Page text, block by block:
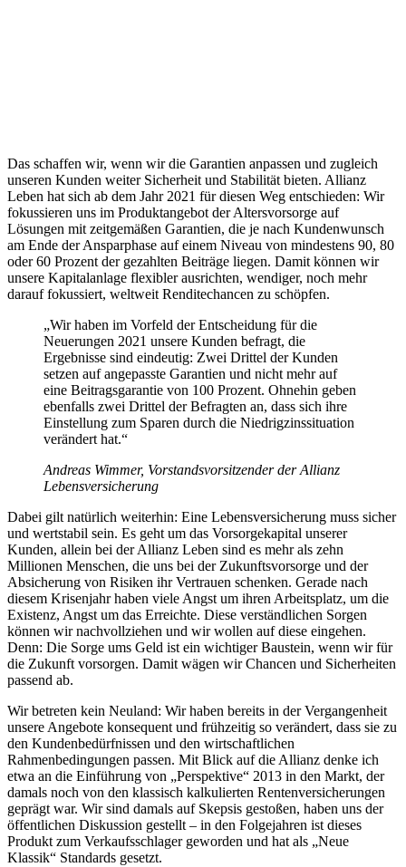
Das schaffen wir, wenn wir die Garantien anpassen und zugleich
unseren Kunden weiter Sicherheit und Stabilität bieten. Allianz
Leben hat sich ab dem Jahr 2021 für diesen Weg entschieden: Wir
fokussieren uns im Produktangebot der Altersvorsorge auf
Lösungen mit zeitgemäßen Garantien, die je nach Kundenwunsch
am Ende der Ansparphase auf einem Niveau von mindestens 90, 80
oder 60 Prozent der gezahlten Beiträge liegen. Damit können wir
unsere Kapitalanlage flexibler ausrichten, wendiger, noch mehr
darauf fokussiert, weltweit Renditechancen zu schöpfen.
„Wir haben im Vorfeld der Entscheidung für die
Neuerungen 2021 unsere Kunden befragt, die
Ergebnisse sind eindeutig: Zwei Drittel der Kunden
setzen auf angepasste Garantien und nicht mehr auf
eine Beitragsgarantie von 100 Prozent. Ohnehin geben
ebenfalls zwei Drittel der Befragten an, dass sich ihre
Einstellung zum Sparen durch die Niedrigzinssituation
verändert hat.“
Andreas Wimmer, Vorstandsvorsitzender der Allianz
Lebensversicherung
Dabei gilt natürlich weiterhin: Eine Lebensversicherung muss sicher
und wertstabil sein. Es geht um das Vorsorgekapital unserer
Kunden, allein bei der Allianz Leben sind es mehr als zehn
Millionen Menschen, die uns bei der Zukunftsvorsorge und der
Absicherung von Risiken ihr Vertrauen schenken. Gerade nach
diesem Krisenjahr haben viele Angst um ihren Arbeitsplatz, um die
Existenz, Angst um das Erreichte. Diese verständlichen Sorgen
können wir nachvollziehen und wir wollen auf diese eingehen.
Denn: Die Sorge ums Geld ist ein wichtiger Baustein, wenn wir für
die Zukunft vorsorgen. Damit wägen wir Chancen und Sicherheiten
passend ab.
Wir betreten kein Neuland: Wir haben bereits in der Vergangenheit
unsere Angebote konsequent und frühzeitig so verändert, dass sie zu
den Kundenbedürfnissen und den wirtschaftlichen
Rahmenbedingungen passen. Mit Blick auf die Allianz denke ich
etwa an die Einführung von „Perspektive“ 2013 in den Markt, der
damals noch von den klassisch kalkulierten Rentenversicherungen
geprägt war. Wir sind damals auf Skepsis gestoßen, haben uns der
öffentlichen Diskussion gestellt – in den Folgejahren ist dieses
Produkt zum Verkaufsschlager geworden und hat als „Neue
Klassik“ Standards gesetzt.